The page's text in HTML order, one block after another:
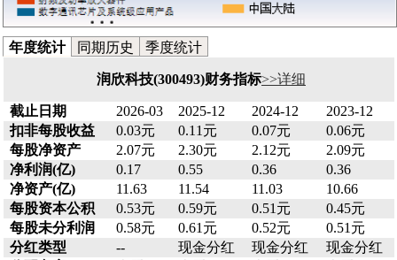
年度统计 同期历史 季度统计
润欣科技(300493)财务指标>>详细
截止日期 2026-03 2025-12 2024-12
2023-12
扣非每股收益
0.03元 0.11元 0.07元
0.06元
每股净资产
2.07元 2.30元 2.12元
2.09元
净利润(亿)
0.17 0.55 0.36
0.36
净资产(亿)
11.63 11.54 11.03
10.66
每股资本公积
0.53元 0.59元 0.51元
0.45元
每股未分利润
0.58元 0.61元 0.52元
0.51元
分红类型
-- 现金分红 现金分红
现金分红